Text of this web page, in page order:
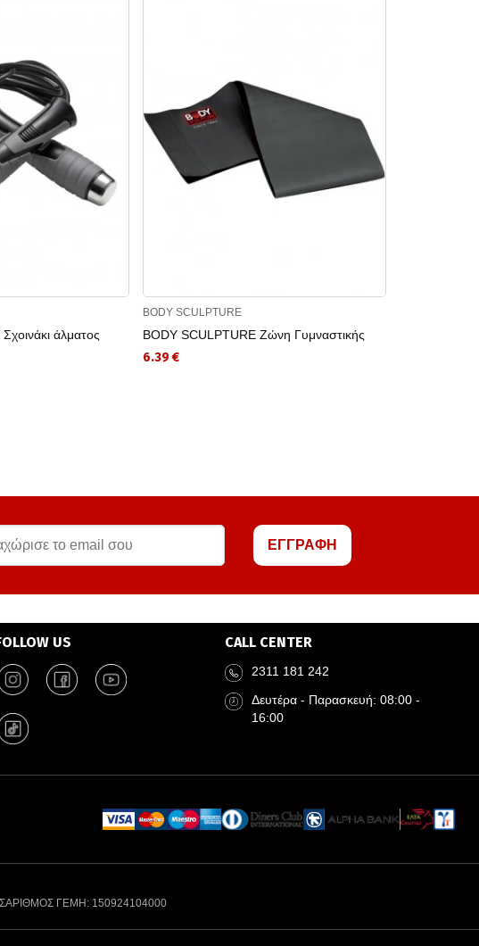
άλματος
BODY SCULPTURE
BODY SCULPTURE Ζώνη Γυμναστικής
6.39 €
ΕΓΓΡΑΦΗ
US CALL CENTER
2311 181 242
Δευτέρα - Παρασκευή: 08:00 -
16:00
ΑΡΙΘΜΟΣ ΓΕΜΗ: 150924104000